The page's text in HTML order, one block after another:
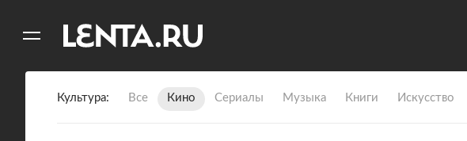
Культура Все Кино Сериалы Музыка Книги Искусство